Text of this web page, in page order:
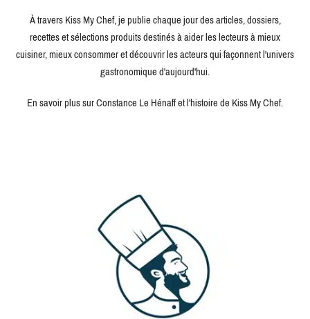
À travers Kiss My Chef, je publie chaque jour des articles, dossiers,
recettes et sélections produits destinés à aider les lecteurs à mieux
cuisiner, mieux consommer et découvrir les acteurs qui façonnent l'univers
gastronomique d'aujourd'hui.
En savoir plus sur Constance Le Hénaff et l'histoire de Kiss My Chef.